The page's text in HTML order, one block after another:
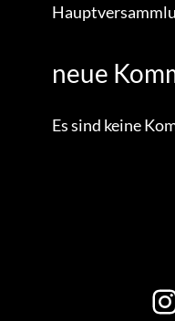
neue
Es sind keine
Instagram